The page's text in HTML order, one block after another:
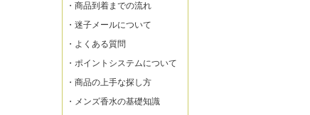
・ 商品到着までの流れ
・ 迷子メールについて
・ よくある質問
・ ポイントシステムについて
・ 商品の上手な探し方
・ メンズ香水の基礎知識